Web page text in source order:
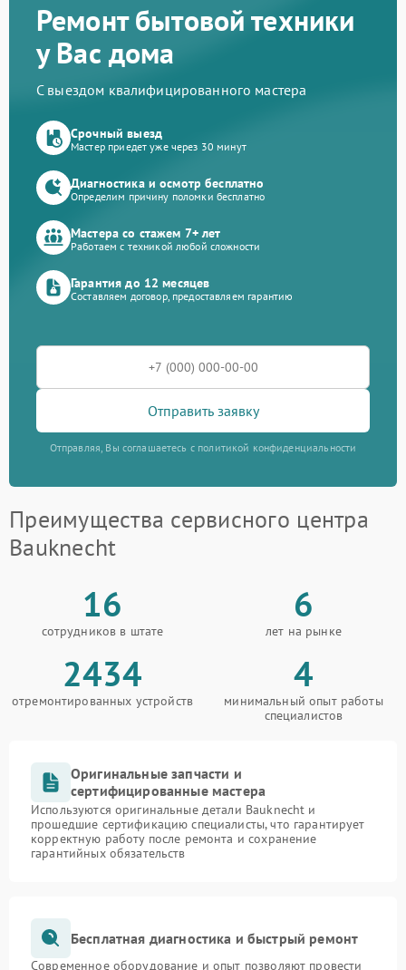
Ремонт бытовой техники
у Вас дома
С выездом квалифицированного мастера
Срочный выезд
Мастер приедет уже через 30 минут
Диагностика и осмотр бесплатно
Определим причину поломки бесплатно
Мастера со стажем 7+ лет
Работаем с техникой любой сложности
Гарантия до 12 месяцев
Составляем договор, предоставляем гарантию
Отправить заявку
Отправляя, Вы соглашаетесь с политикой конфиденциальности
Преимущества сервисного центра
Bauknecht
16
сотрудников в штате
6
лет на рынке
2434
отремонтированных устройств
4
минимальный опыт работы
специалистов
Оригинальные запчасти и
сертифицированные мастера
Используются оригинальные детали Bauknecht и
прошедшие сертификацию специалисты, что гарантирует
корректную работу после ремонта и сохранение
гарантийных обязательств
Бесплатная диагностика и быстрый ремонт
Современное оборудование и опыт позволяют провести